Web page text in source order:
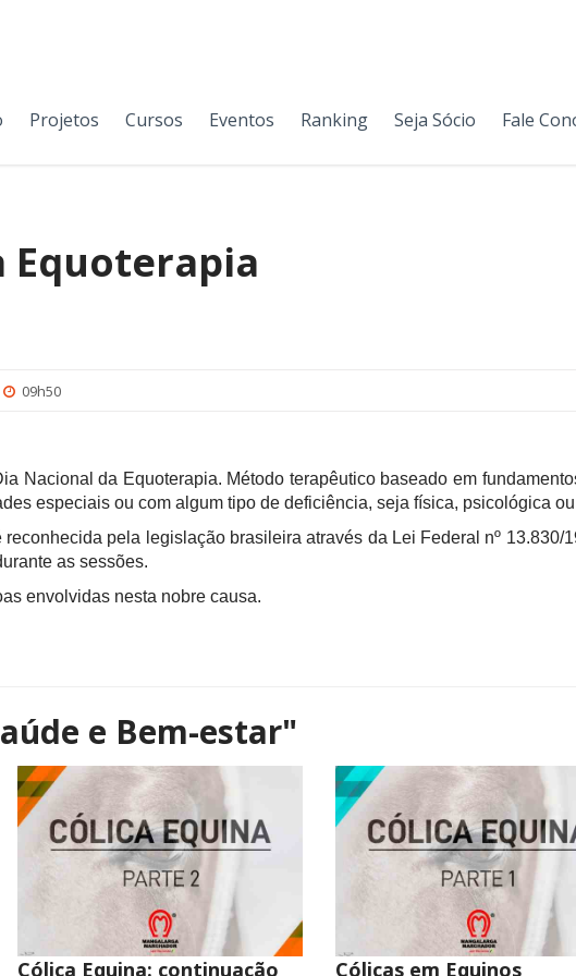
Projetos Cursos Eventos Ranking Seja Sócio Fale
Equoterapia
09h50
Nacional da Equoterapia. Método terapêutico baseado em
especiais ou com algum tipo de deficiência, seja física, psicológica
pela legislação brasileira através da Lei Federal nº 13.830/
as sessões.
envolvidas nesta nobre causa.
e Bem-estar"
Cólica Equina: continuação Cólicas em Equinos